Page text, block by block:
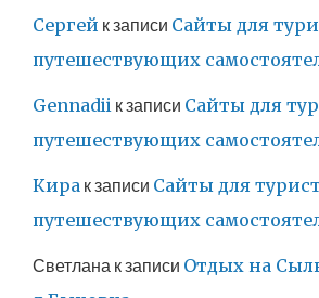
Сергей к записи Сайты для
путешествующих
Gennadii к записи Сайты для
путешествующих
Кира к записи Сайты для
путешествующих
Светлана к записи Отдых на